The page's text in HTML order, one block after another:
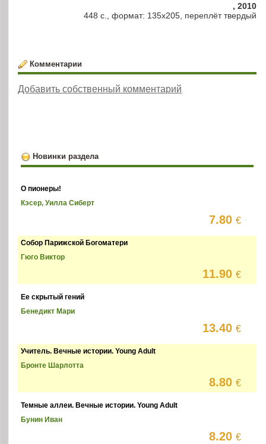
, 2010
448 с., формат: 135х205, переплёт твердый
Комментарии
Добавить собственный комментарий
Новинки раздела
О пионеры!
Кэсер, Уилла Сиберт
7.80€
Собор Парижской Богоматери
Гюго Виктор
11.90€
Ее скрытый гений
Бенедикт Мари
13.40€
Учитель. Вечные истории. Young Adult
Бронте Шарлотта
8.80€
Темные аллеи. Вечные истории. Young Adult
Бунин Иван
8.20€